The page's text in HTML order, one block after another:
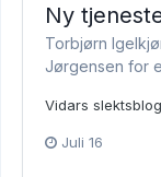
Ny
Torbjørn
Jørgensen for
Vidars
Juli 16